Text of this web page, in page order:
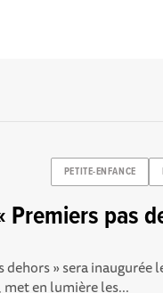
PETITE-ENFANCE
Premiers pas
» sera inaugurée
en lumière les...